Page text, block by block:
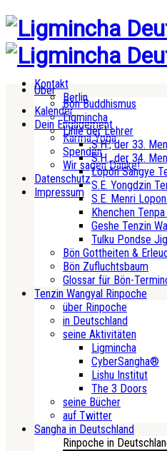
Kontakt
Berlin
Kalender
Dein Engagement
Karma Yoga
Spenden
Wir sagen Danke!
Datenschutz
Impressum
Über
Bön Buddhismus
Ligmincha
Linie der Lehrer
S.H., der 33.
S.H., der 34.
Lopön Sangye
S.E. Yongdzin
S.E. Menri
Khenchen
Geshe Tenzin
Tulku Pondse
Bön Gottheiten &
Bön Zufluchtsbaum
Glossar für Bön-
Tenzin Wangyal Rinpoche
über Rinpoche
in Deutschland
seine Aktivitäten
Ligmincha
CyberSangha®
Lishu Institut
The 3 Doors
seine Bücher
auf Twitter
Sangha in Deutschland
Rinpoche in